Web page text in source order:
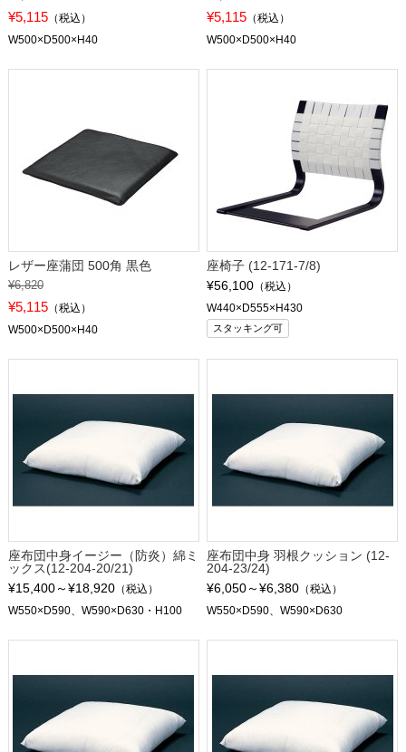
¥5,115（税込）
W500×D500×H40
¥5,115 （税込）
W500×D500×H40
レザー座蒲団 500角 黒色
¥6,820
¥5,115（税込）
W500×D500×H40
座椅子 (12-171-7/8)
¥56,100 （税込）
W440×D555×H430
スタッキング可
座布団中身イージー（防炎）綿ミ
ックス(12-204-20/21)
¥15,400～¥18,920（税込）
W550×D590、W590×D630・H100
座布団中身 羽根クッション (12-
204-23/24)
¥6,050～¥6,380 （税込）
W550×D590、W590×D630